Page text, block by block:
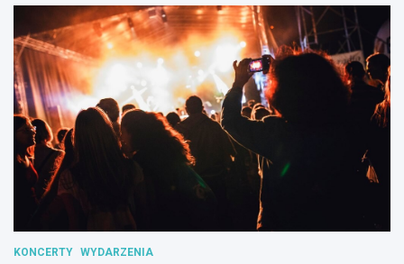
KONCERTY WYDARZENIA